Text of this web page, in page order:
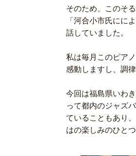
そのため、このそ
「河合小市氏にに
話していました。
私は毎月このピア
感動しますし、調
今回は福島県いわ
って都内のジャズ
ていることもあり
はの楽しみのひとつ